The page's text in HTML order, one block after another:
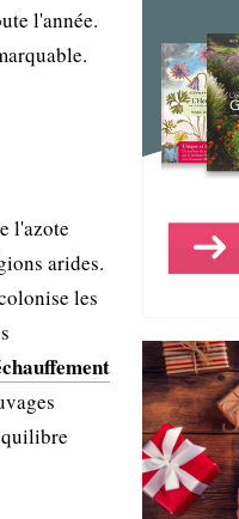
l'année.
l'azote
arides.
les